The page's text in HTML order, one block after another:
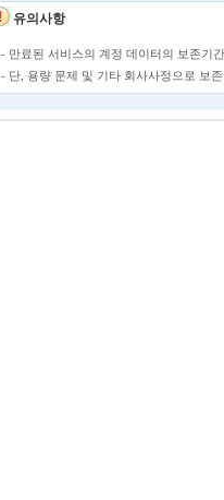
유의사항
- 만료된 서비스의 계정 데이터의 보존기
- 단, 용량 문제 및 기타 회사사정으로 보